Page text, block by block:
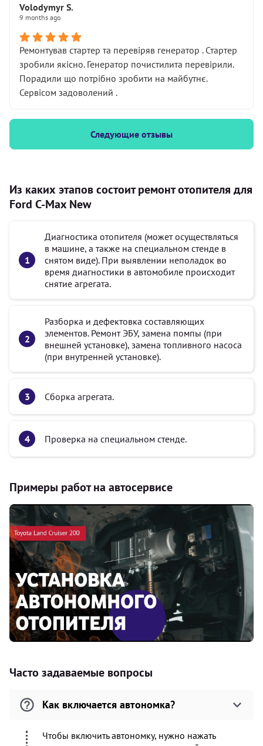
Volodymyr S.
9 months ago
Ремонтував стартер та перевіряв генератор . Стартер
зробили якісно. Генератор почистилита перевірили.
Порадили що потрібно зробити на майбутнє.
Сервісом задоволений .
Следующие отзывы
Из каких этапов состоит ремонт отопителя для
Ford C-Max New
Диагностика отопителя (может осуществляться
в машине, а также на специальном стенде в
снятом виде). При выявлении неполадок во
время диагностики в автомобиле происходит
снятие агрегата.
Разборка и дефектовка составляющих
элементов. Ремонт ЭБУ, замена помпы (при
внешней установке), замена топливного насоса
(при внутренней установке).
Сборка агрегата.
Проверка на специальном стенде.
Примеры работ на автосервисе
Часто задаваемые вопросы
Как включается автономка?
Чтобы включить автономку, нужно нажать